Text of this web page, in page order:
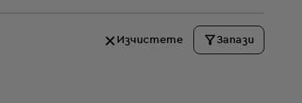
Изчистете Запази